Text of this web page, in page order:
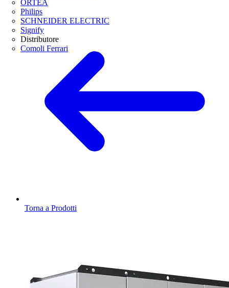
ORTEA
Philips
SCHNEIDER ELECTRIC
Signify
Distributore
Comoli Ferrari
Torna a Prodotti